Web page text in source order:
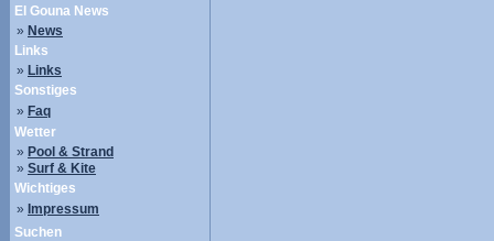
El Gouna News
» News
Links
» Links
Sonstiges
» Faq
Wetter
» Pool & Strand
» Surf & Kite
Wichtiges
» Impressum
Suchen